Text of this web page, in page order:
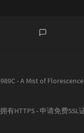
论
- A Mist of
有HTTPS - 申请免费SSL